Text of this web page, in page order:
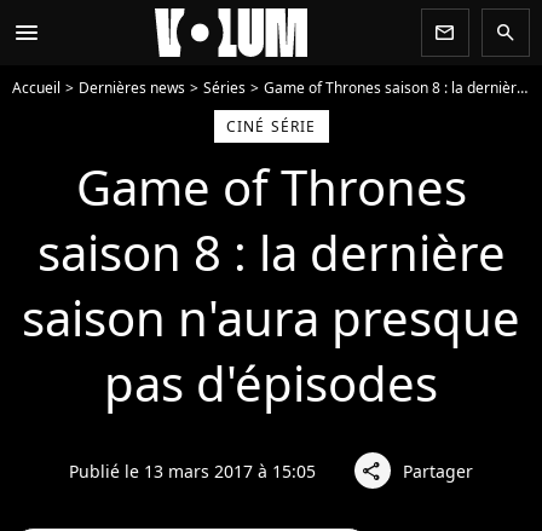
menu newsletter search
Accueil Dernières news Séries
Game of Thrones saison 8 : la dernière saison n'aura presque pas d'épisodes
CINÉ SÉRIE
Game of Thrones
saison 8 : la dernière
saison n'aura presque
pas d'épisodes
Publié le 13 mars 2017 à 15:05 share Partager